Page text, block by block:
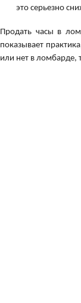
это серьезно
Продать часы в
показывает
или нет в ломбарде,